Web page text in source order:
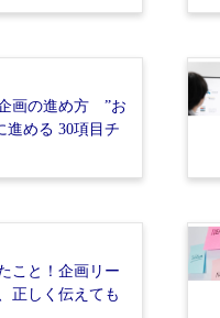
画の進め方 ”お
進める 30項目チ
こと！企画リー
正しく伝えても